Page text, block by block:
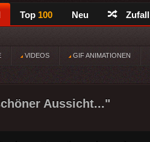
Top 100 Neu Zufall
VIDEOS GIF ANIMATIONEN
Aussicht..."